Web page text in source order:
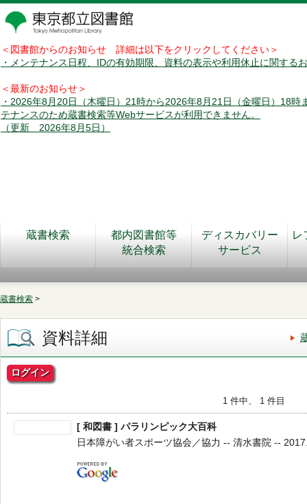
＜図書館からのお知らせ 詳細は以下をクリックしてください＞
・メンテナンス日程、IDの有効期限、資料の表示や利用休止に関する
＜最新のお知らせ＞
・2026年8月20日（木曜日）21時から2026年8月21日（金曜日）18時
テナンスのため蔵書検索等Webサービスが利用できません。
（更新 2026年8月5日）
蔵書検索
都内図書館等
統合検索
ディスカバリー
サービス
レ
蔵書検索 >
資料詳細
ログイン
1 件中、 1 件目
[ 和図書 ] パラリンピック大百科
日本障がい者スポーツ協会／協力 -- 清水書院 --